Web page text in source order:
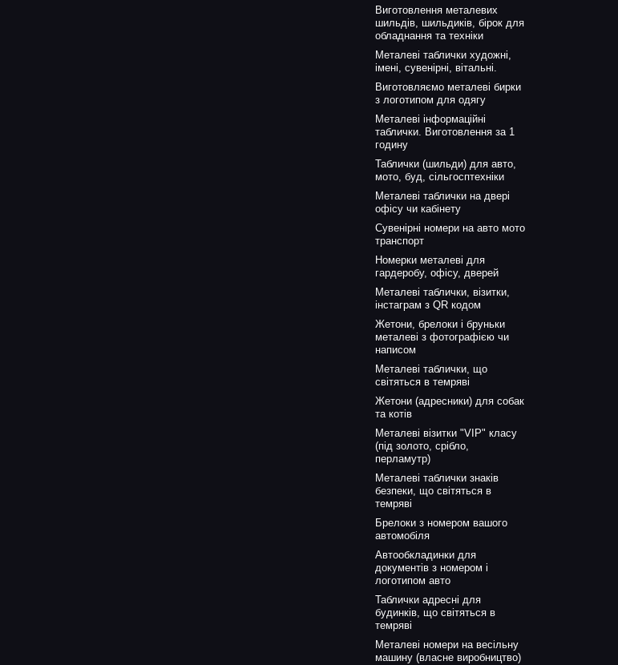
Виготовлення металевих
шильдів, шильдиків, бірок для
обладнання та техніки
Металеві таблички художні,
імені, сувенірні, вітальні.
Виготовляємо металеві бирки
з логотипом для одягу
Металеві інформаційні
таблички. Виготовлення за 1
годину
Таблички (шильди) для авто,
мото, буд, сільгосптехніки
Металеві таблички на двері
офісу чи кабінету
Сувенірні номери на авто мото
транспорт
Номерки металеві для
гардеробу, офісу, дверей
Металеві таблички, візитки,
інстаграм з QR кодом
Жетони, брелоки і бруньки
металеві з фотографією чи
написом
Металеві таблички, що
світяться в темряві
Жетони (адресники) для собак
та котів
Металеві візитки "VIP" класу
(під золото, срібло,
перламутр)
Металеві таблички знаків
безпеки, що світяться в
темряві
Брелоки з номером вашого
автомобіля
Автообкладинки для
документів з номером і
логотипом авто
Таблички адресні для
будинків, що світяться в
темряві
Металеві номери на весільну
машину (власне виробництво)